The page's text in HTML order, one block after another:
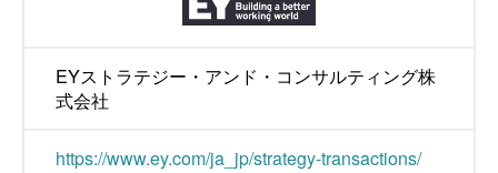
EYストラテジー・アンド・コンサルティング株
式会社
https://www.ey.com/ja_jp/strategy-transactions/